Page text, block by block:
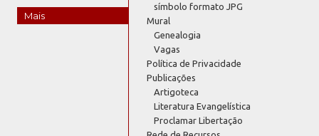
Mais
símbolo formato JPG
Mural
Genealogia
Vagas
Política de Privacidade
Publicações
Artigoteca
Literatura Evangelística
Proclamar Libertação